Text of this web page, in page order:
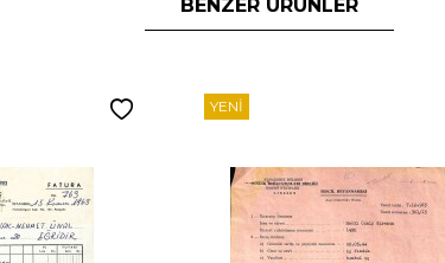
BENZER ÜRÜNLER
YENI